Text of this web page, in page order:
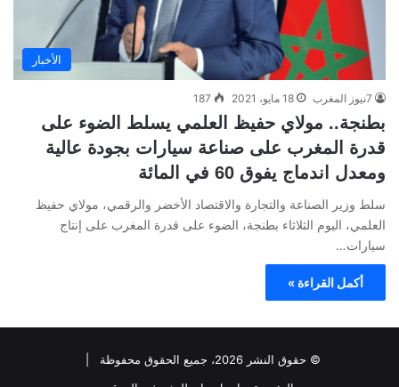
الأخبار
7نيوز المغرب 18 مايو، 2021 187
بطنجة.. مولاي حفيظ العلمي يسلط الضوء على
قدرة المغرب على صناعة سيارات بجودة عالية
ومعدل اندماج يفوق 60 في المائة
سلط وزير الصناعة والتجارة والاقتصاد الأخضر والرقمي، مولاي حفيظ
العلمي، اليوم الثلاثاء بطنجة، الضوء على قدرة المغرب على إنتاج
سيارات…
أكمل القراءة »
© حقوق النشر 2026، جميع الحقوق محفوظة |